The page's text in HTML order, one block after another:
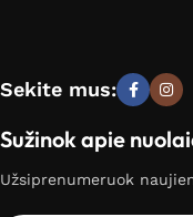
Sekite mus:
Sužinok apie
Užsiprenumeruok